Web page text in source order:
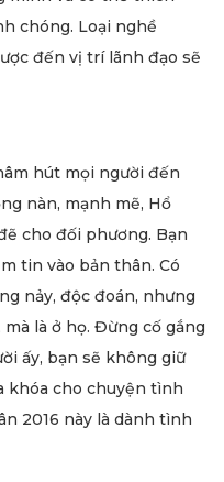
chóng. Loại nghề
đến vị trí lãnh đạo sẽ
hút mọi người đến
nàn, mạnh mẽ, Hổ
cho đối phương. Bạn
tin vào bản thân. Có
nảy, độc đoán, nhưng
là ở họ. Đừng cố gắng
ấy, bạn sẽ không giữ
khóa cho chuyện tình
2016 này là dành tình